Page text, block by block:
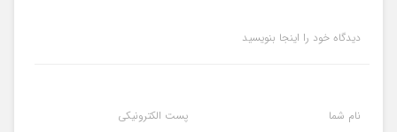
دیدگاه خود را اینجا بنویسید
نام شما پست الکترونیکی